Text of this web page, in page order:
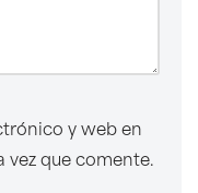
y web en
vez que comente.